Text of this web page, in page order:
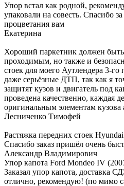
Упор встал как родной,
упаковали на совесть. Спасибо
процветания вам
Екатерина
Хороший паркетник должен
проходимым, но также и
стоек для моего Аутлендера 3-
даже серьёзные ДТП, так как я
защитят кузов и двигатель под
проведена качественно, каждая
оригинальным элементам кузова
Лесниченко Тимофей
Растяжка передних стоек
Спасибо заказ пришёл очень
Александр Владимирович
Упор капота Ford Mondeo IV
Заказал упор капота, доставка
отлично, рекомендую! (по мимо